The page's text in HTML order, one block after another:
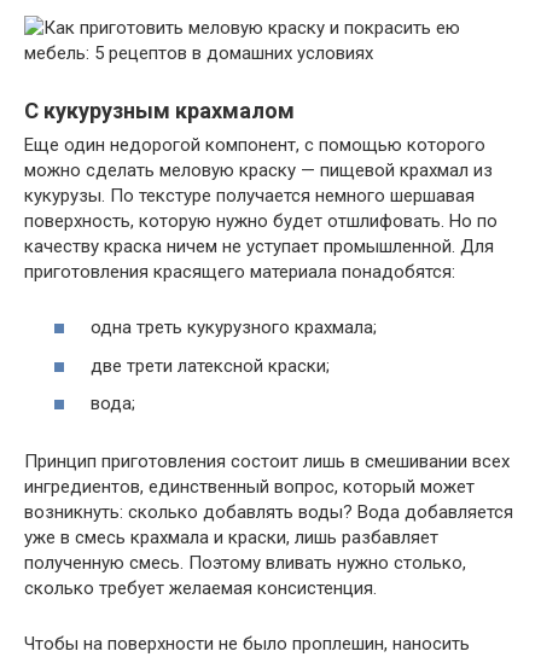
С кукурузным крахмалом
Еще один недорогой компонент, с помощью которого
можно сделать меловую краску — пищевой крахмал из
кукурузы. По текстуре получается немного шершавая
поверхность, которую нужно будет отшлифовать. Но по
качеству краска ничем не уступает промышленной. Для
приготовления красящего материала понадобятся:
одна треть кукурузного крахмала;
две трети латексной краски;
вода;
Принцип приготовления состоит лишь в смешивании всех
ингредиентов, единственный вопрос, который может
возникнуть: сколько добавлять воды? Вода добавляется
уже в смесь крахмала и краски, лишь разбавляет
полученную смесь. Поэтому вливать нужно столько,
сколько требует желаемая консистенция.
Чтобы на поверхности не было проплешин, наносить